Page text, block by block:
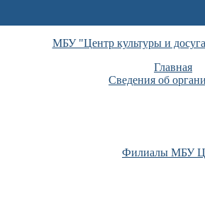
МБУ "Центр культуры и
Главная
Сведения об
Филиалы МБУ